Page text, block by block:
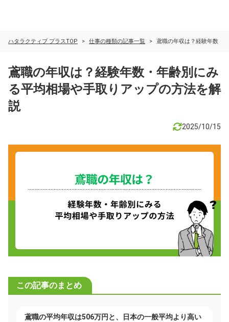
ハタラクティブ プラスTOP 仕事の種類の記事一覧 鳶職の年収は？経験年数・
鳶職の年収は？経験年数・年齢別にみ
る平均相場や手取りアップの方法を解
説
2025/10/15
この記事のまとめ
鳶職の平均年収は506万円と、日本の一般平均より高い